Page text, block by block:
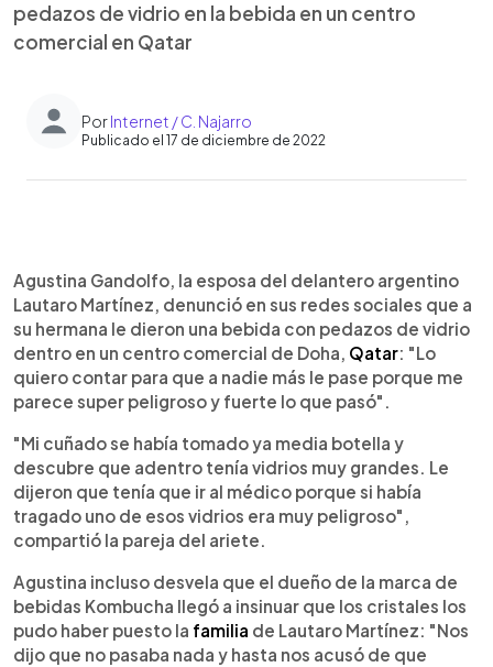
pedazos de vidrio en la bebida en un centro
comercial en Qatar
PorInternet / C. Najarro
Publicado el 17 de diciembre de 2022
► Escuchar artículo
Agustina Gandolfo, la esposa del delantero argentino
Lautaro Martínez, denunció en sus redes sociales que a
su hermana le dieron una bebida con pedazos de vidrio
dentro en un centro comercial de Doha, Qatar: "Lo
quiero contar para que a nadie más le pase porque me
parece super peligroso y fuerte lo que pasó".
"Mi cuñado se había tomado ya media botella y
descubre que adentro tenía vidrios muy grandes. Le
dijeron que tenía que ir al médico porque si había
tragado uno de esos vidrios era muy peligroso",
compartió la pareja del ariete.
Agustina incluso desvela que el dueño de la marca de
bebidas Kombucha llegó a insinuar que los cristales los
pudo haber puesto la familia de Lautaro Martínez: "Nos
dijo que no pasaba nada y hasta nos acusó de que